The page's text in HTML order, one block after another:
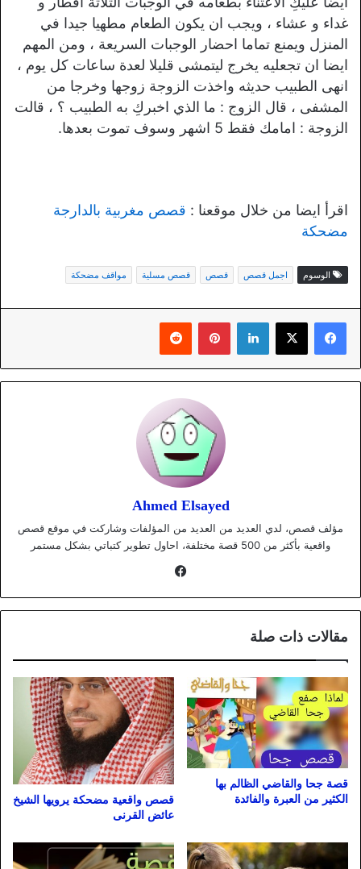
غداء و عشاء ، ويجب ان يكون الطعام مطهيا جيدا في
المنزل ويمنع تماما احضار الوجبات السريعة ، ومن المهم
ايضا ان تجعليه يخرج ليتمشى قليلا لعدة ساعات كل يوم ،
انهى الطبيب حديثه واخذت الزوجة زوجها وخرجا من
المشفى ، قال الزوج : ما الذي اخبركِ به الطبيب ؟ ، قالت
الزوجة : امامك فقط 5 اشهر وسوف تموت بعدها.
اقرأ ايضا من خلال موقعنا : قصص مغربية بالدارجة
مضحكة
الوسوم اجمل قصص قصص قصص مسلية مواقف مضحكة
لينكدإن بينتيريست
Ahmed Elsayed
مؤلف قصص، لدي العديد من العديد من المؤلفات وشاركت في موقع قصص
واقعية بأكثر من 500 قصة مختلفة، احاول تطوير كتباتي بشكل مستمر
مقالات ذات صلة
قصة جحا والقاضي الظالم بها
الكثير من العبرة والفائدة
قصص واقعية مضحكة يرويها الشيخ
عائض القرنى